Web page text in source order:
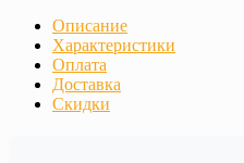
Описание
Характеристики
Оплата
Доставка
Скидки